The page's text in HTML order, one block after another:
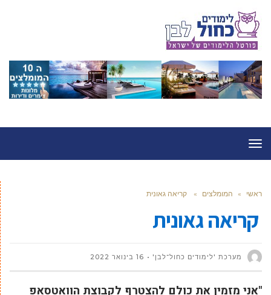
תפריט
ראשי » המומלצים » קריאה גאונית
קריאה גאונית
מערכת 'לימודים כחול־לבן' 16 בינואר 2022
"אני מזמין את כולם להצטרף לקבוצת הוואטסאפ